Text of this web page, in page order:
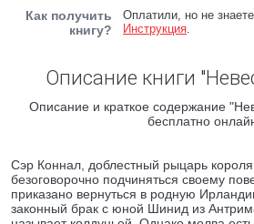
Как получить
книгу?
Оплатили, но не
Инструкция.
Описание книги
Описание и краткое содержание
бесплатно
Сэр Коннал, доблестный рыцарь
безоговорочно подчиняться своему
приказано вернуться в родную
законный брак с юной Шинид из